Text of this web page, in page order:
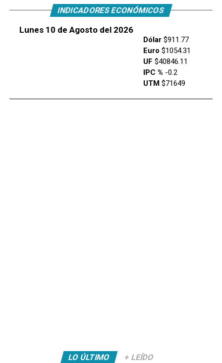
INDICADORES ECONÓMICOS
Lunes 10 de Agosto del 2026
Dólar$911.77
Euro $1054.31
UF $40846.11
IPC % -0.2
UTM $71649
LO ÚLTIMO + LEÍDO